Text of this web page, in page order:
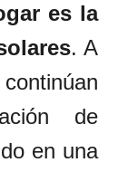
es la
. A
de
en una